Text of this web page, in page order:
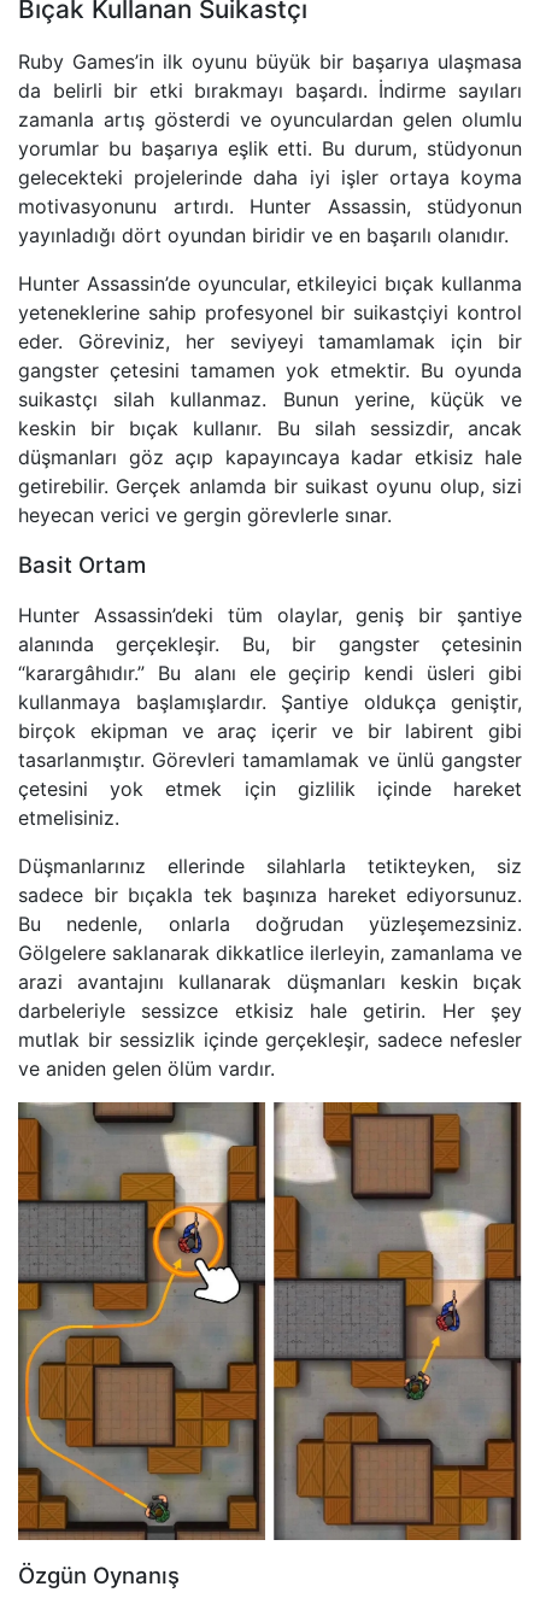
Bıçak Kullanan Suikastçı
Ruby Games’in ilk oyunu büyük bir başarıya ulaşmasa
da belirli bir etki bırakmayı başardı. İndirme sayıları
zamanla artış gösterdi ve oyunculardan gelen olumlu
yorumlar bu başarıya eşlik etti. Bu durum, stüdyonun
gelecekteki projelerinde daha iyi işler ortaya koyma
motivasyonunu artırdı. Hunter Assassin, stüdyonun
yayınladığı dört oyundan biridir ve en başarılı olanıdır.
Hunter Assassin’de oyuncular, etkileyici bıçak kullanma
yeteneklerine sahip profesyonel bir suikastçiyi kontrol
eder. Göreviniz, her seviyeyi tamamlamak için bir
gangster çetesini tamamen yok etmektir. Bu oyunda
suikastçı silah kullanmaz. Bunun yerine, küçük ve
keskin bir bıçak kullanır. Bu silah sessizdir, ancak
düşmanları göz açıp kapayıncaya kadar etkisiz hale
getirebilir. Gerçek anlamda bir suikast oyunu olup, sizi
heyecan verici ve gergin görevlerle sınar.
Basit Ortam
Hunter Assassin’deki tüm olaylar, geniş bir şantiye
alanında gerçekleşir. Bu, bir gangster çetesinin
“karargâhıdır.” Bu alanı ele geçirip kendi üsleri gibi
kullanmaya başlamışlardır. Şantiye oldukça geniştir,
birçok ekipman ve araç içerir ve bir labirent gibi
tasarlanmıştır. Görevleri tamamlamak ve ünlü gangster
çetesini yok etmek için gizlilik içinde hareket
etmelisiniz.
Düşmanlarınız ellerinde silahlarla tetikteyken, siz
sadece bir bıçakla tek başınıza hareket ediyorsunuz.
Bu nedenle, onlarla doğrudan yüzleşemezsiniz.
Gölgelere saklanarak dikkatlice ilerleyin, zamanlama ve
arazi avantajını kullanarak düşmanları keskin bıçak
darbeleriyle sessizce etkisiz hale getirin. Her şey
mutlak bir sessizlik içinde gerçekleşir, sadece nefesler
ve aniden gelen ölüm vardır.
Özgün Oynanış